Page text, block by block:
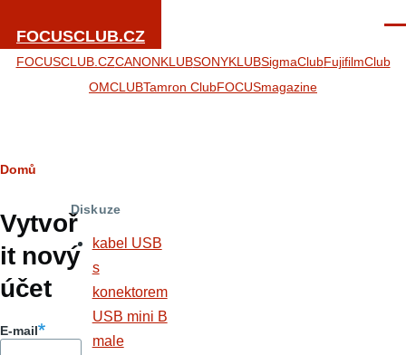
FOCUSCLUB.CZ
FOCUSCLUB.CZCANONKLUBSONYKLUBSigmaClubFujifilmClub
OMCLUBTamron ClubFOCUSmagazine
Hlavní
záložky
Drobečková
navigace
Domů
Vytvoř
it nový
účet
E-mail
Diskuze
kabel USB
s
konektorem
USB mini B
male